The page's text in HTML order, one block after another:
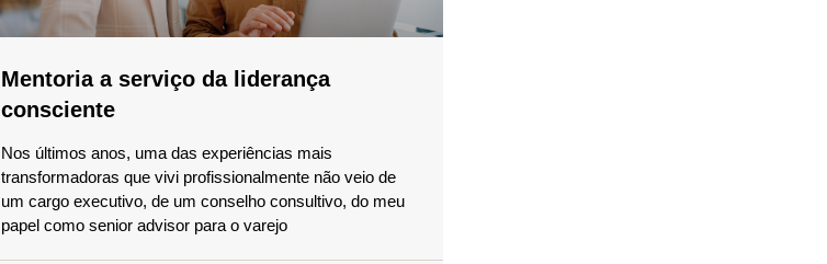
Mentoria a serviço da liderança
consciente
Nos últimos anos, uma das experiências mais
transformadoras que vivi profissionalmente não veio de
um cargo executivo, de um conselho consultivo, do meu
papel como senior advisor para o varejo